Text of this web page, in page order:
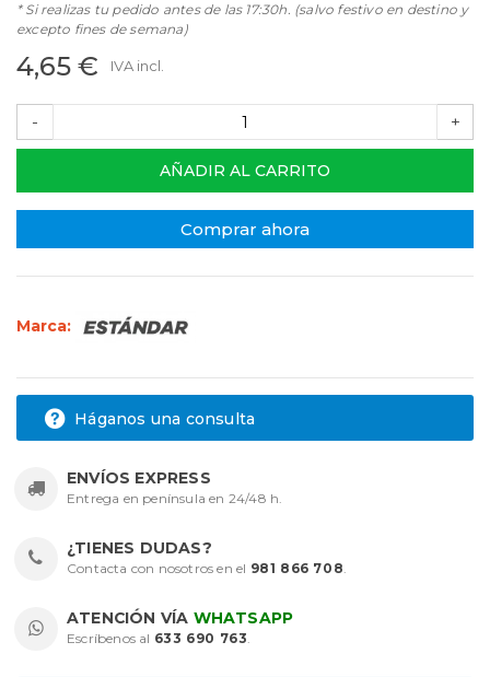
* Si realizas tu pedido antes de las 17:30h. (salvo festivo en destino y
excepto fines de semana)
4,65 € IVA incl.
- +
AÑADIR AL CARRITO
Comprar ahora
Marca:
Háganos una consulta
ENVÍOS EXPRESS
Entrega en península en 24/48 h.
¿TIENES DUDAS?
Contacta con nosotros en el 981 866 708.
ATENCIÓN VÍA WHATSAPP
Escríbenos al 633 690 763.